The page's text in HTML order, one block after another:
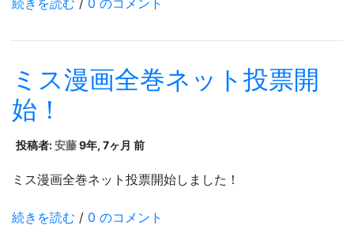
続きを読む / 0 のコメント
ミス漫画全巻ネット投票開
始！
投稿者:安藤9年, 7ヶ月 前
ミス漫画全巻ネット投票開始しました！
続きを読む / 0 のコメント